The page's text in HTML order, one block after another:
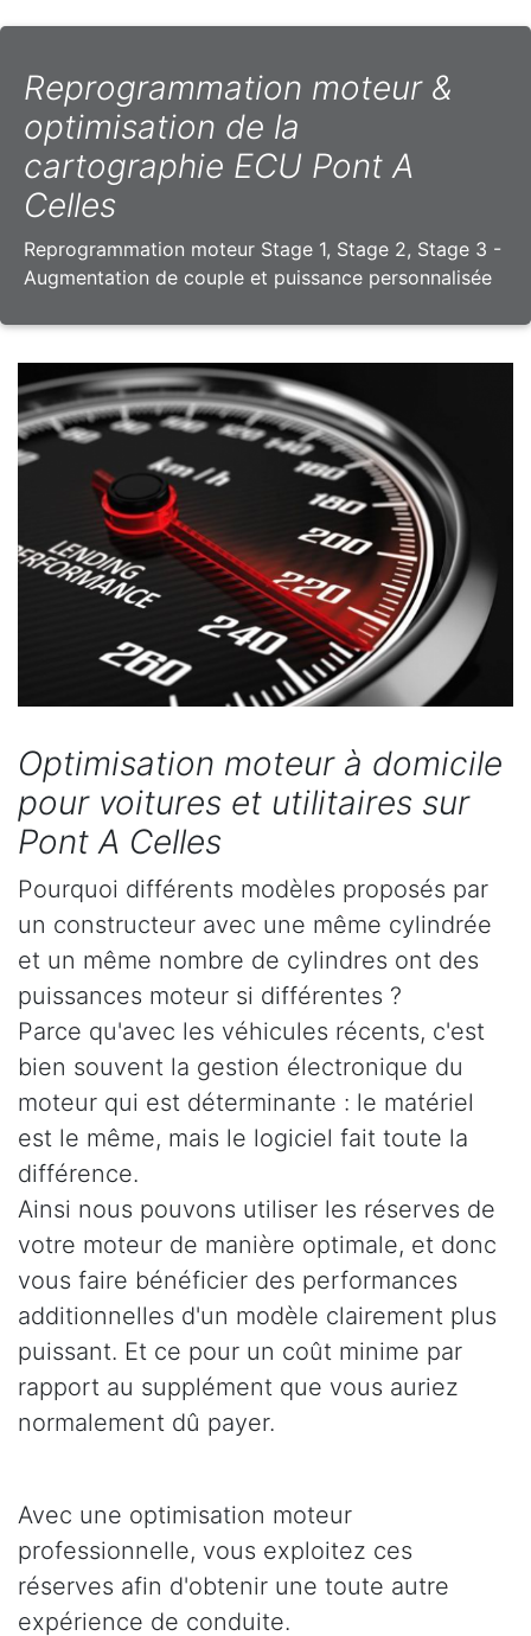
Reprogrammation moteur &
optimisation de la
cartographie ECU Pont A
Celles
Reprogrammation moteur Stage 1, Stage 2, Stage 3 -
Augmentation de couple et puissance personnalisée
Optimisation moteur à domicile
pour voitures et utilitaires sur
Pont A Celles
Pourquoi différents modèles proposés par
un constructeur avec une même cylindrée
et un même nombre de cylindres ont des
puissances moteur si différentes ?
Parce qu'avec les véhicules récents, c'est
bien souvent la gestion électronique du
moteur qui est déterminante : le matériel
est le même, mais le logiciel fait toute la
différence.
Ainsi nous pouvons utiliser les réserves de
votre moteur de manière optimale, et donc
vous faire bénéficier des performances
additionnelles d'un modèle clairement plus
puissant. Et ce pour un coût minime par
rapport au supplément que vous auriez
normalement dû payer.
Avec une optimisation moteur
professionnelle, vous exploitez ces
réserves afin d'obtenir une toute autre
expérience de conduite.